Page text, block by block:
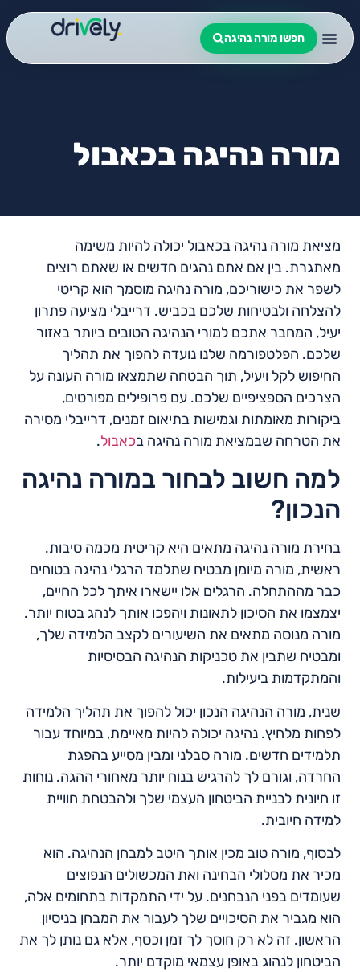
חפשו מורה נהיגה
מורה נהיגה בכאבול
מציאת מורה נהיגה בכאבול יכולה להיות משימה
מאתגרת. בין אם אתם נהגים חדשים או שאתם רוצים
לשפר את כישוריכם, מורה נהיגה מוסמך הוא קריטי
להצלחה ולבטיחות שלכם בכביש. דרייבלי מציעה פתרון
יעיל, המחבר אתכם למורי הנהיגה הטובים ביותר באזור
שלכם. הפלטפורמה שלנו נועדה להפוך את תהליך
החיפוש לקל ויעיל, תוך הבטחה שתמצאו מורה העונה על
הצרכים הספציפיים שלכם. עם פרופילים מפורטים,
ביקורות מאומתות וגמישות בתיאום זמנים, דרייבלי מסירה
את הטרחה שבמציאת מורה נהיגה בכאבול.
למה חשוב לבחור במורה נהיגה
הנכון?
בחירת מורה נהיגה מתאים היא קריטית מכמה סיבות.
ראשית, מורה מיומן מבטיח שתלמד הרגלי נהיגה בטוחים
כבר מההתחלה. הרגלים אלו יישארו איתך לכל החיים,
יצמצמו את הסיכון לתאונות ויהפכו אותך לנהג בטוח יותר.
מורה מנוסה מתאים את השיעורים לקצב הלמידה שלך,
ומבטיח שתבין את טכניקות הנהיגה הבסיסיות
והמתקדמות ביעילות.
שנית, מורה הנהיגה הנכון יכול להפוך את תהליך הלמידה
לפחות מלחיץ. נהיגה יכולה להיות מאיימת, במיוחד עבור
תלמידים חדשים. מורה סבלני ומבין מסייע בהפגת
החרדה, וגורם לך להרגיש בנוח יותר מאחורי ההגה. נוחות
זו חיונית לבניית הביטחון העצמי שלך ולהבטחת חוויית
למידה חיובית.
לבסוף, מורה טוב מכין אותך היטב למבחן הנהיגה. הוא
מכיר את מסלולי הבחינה ואת המכשולים הנפוצים
שעומדים בפני הנבחנים. על ידי התמקדות בתחומים אלה,
הוא מגביר את הסיכויים שלך לעבור את המבחן בניסיון
הראשון. זה לא רק חוסך לך זמן וכסף, אלא גם נותן לך את
הביטחון לנהוג באופן עצמאי מוקדם יותר.